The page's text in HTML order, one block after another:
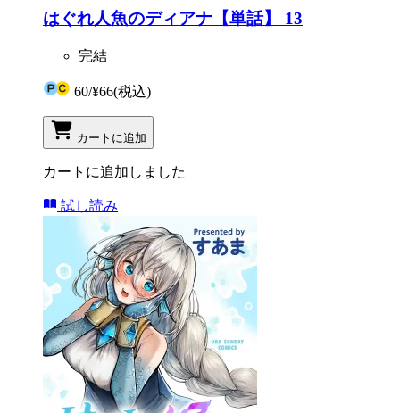
はぐれ人魚のディアナ【単話】 13
完結
60/¥66(税込)
カートに追加
カートに追加しました
試し読み